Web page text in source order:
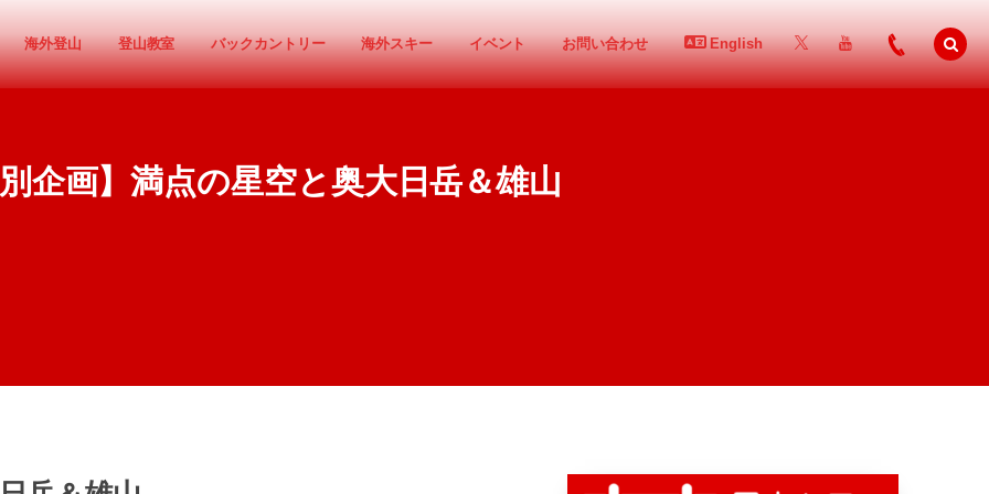
海外登山 登山教室 バックカントリー 海外スキー イベント お問い合わせ English
企画】満点の星空と奥大日岳＆雄山